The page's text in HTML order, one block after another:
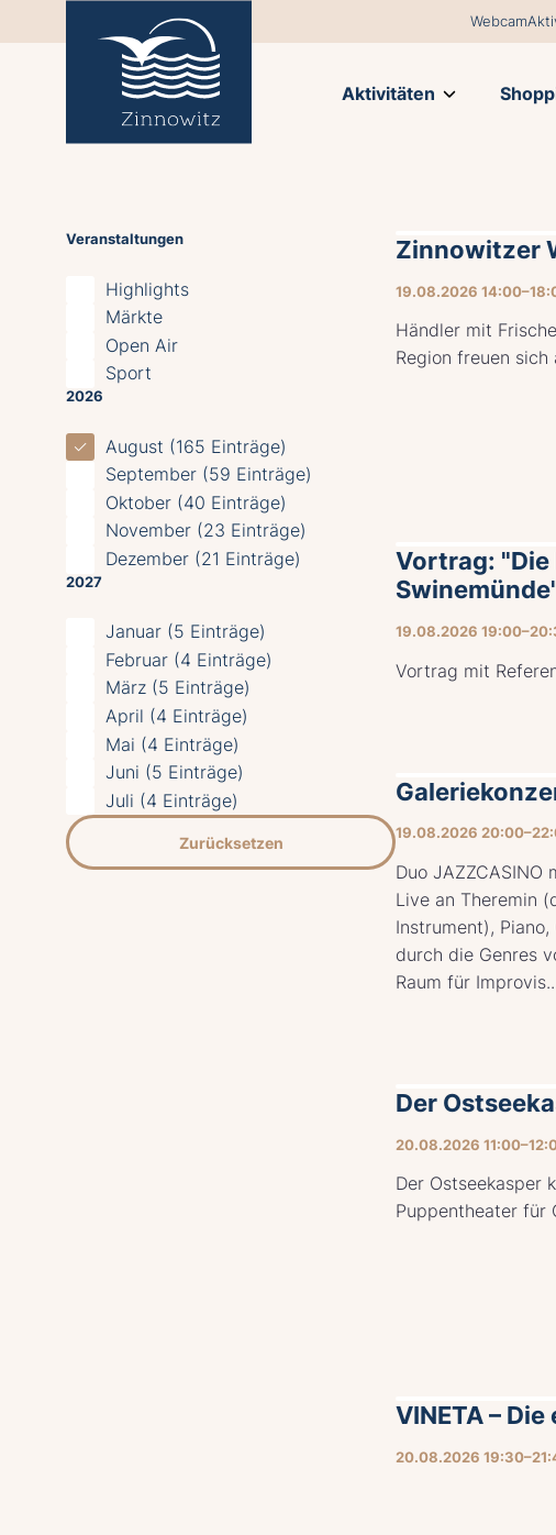
Webcam
Aktivitäten
Veranstaltungen
Highlights
Märkte
Open Air
Sport
2026
August (165 Einträge)
September (59 Einträge)
Oktober (40 Einträge)
November (23 Einträge)
Dezember (21 Einträge)
2027
Januar (5 Einträge)
Februar (4 Einträge)
März (5 Einträge)
April (4 Einträge)
Mai (4 Einträge)
Juni (5 Einträge)
Juli (4 Einträge)
Zurücksetzen
19.08.2026
Zinnowitzer
Händler mit
Region freuen sich
19.08.2026
Vortrag:
Vortrag mit
19.08.2026
Duo JAZZCASINO
Live an Theremin
Instrument),
durch die Genres
Raum für
20.08.2026
Der
Der Ostseekasper
Puppentheater für
20.08.2026
VINETA –